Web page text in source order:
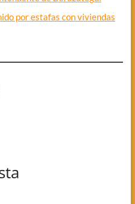
por estafas con viviendas